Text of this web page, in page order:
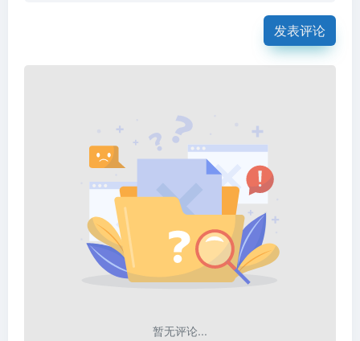
发表评论
暂无评论...